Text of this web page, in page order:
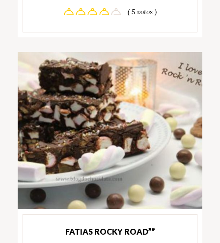
( 5 votos )
FATIAS ROCKY ROAD””